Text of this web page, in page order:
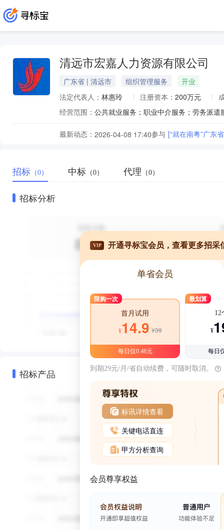
清远市宏嘉人力资源有限公司
广东省 | 清远市 组织管理服务
开业
法定代表人： 林惠玲 注册资本： 200万元
经营范围：
最新动态： 2026-04-08 17:40参与 [“就在南粤”广东
招标 （0） 中标 （0） 代理 （0）
招标分析
招标产品
VIP 开通寻标宝会员，查看更多招采
单省会员
限购一次
首月试用
¥14.9 ¥39
每日仅0.48元
最划算
12
¥
每日
到期29元/月/省自动续费，可随时取消。
标讯详情查看
关键电话直连
甲方分析查询
会员尊享权益